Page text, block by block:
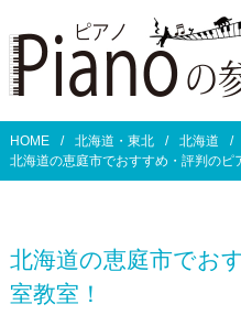
HOME 北海道・東北 北海道
北海道の恵庭市でおすすめ・評判のピ
北海道の恵庭市でお
室教室！